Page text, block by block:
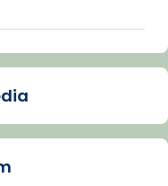
Fa gairebé
la